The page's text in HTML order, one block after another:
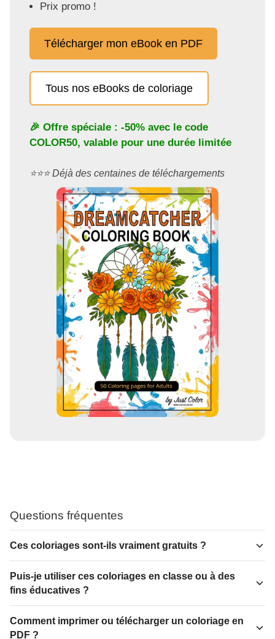
Prix promo !
Télécharger mon eBook en PDF
Tous nos eBooks de coloriage
🎉 Offre spéciale : -50% avec le code
COLOR50, valable pour une durée limitée
⭐️⭐️⭐️ Déjà des centaines de téléchargements
Questions fréquentes
Ces coloriages sont-ils vraiment gratuits ?
Puis-je utiliser ces coloriages en classe ou à des
fins éducatives ?
Comment imprimer ou télécharger un coloriage en
PDF ?